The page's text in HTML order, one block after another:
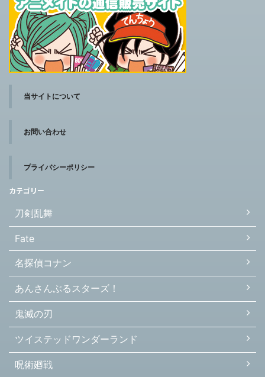
当サイトについて
お問い合わせ
プライバシーポリシー
カテゴリー
刀剣乱舞
Fate
名探偵コナン
あんさんぶるスターズ！
鬼滅の刃
ツイステッドワンダーランド
呪術廻戦